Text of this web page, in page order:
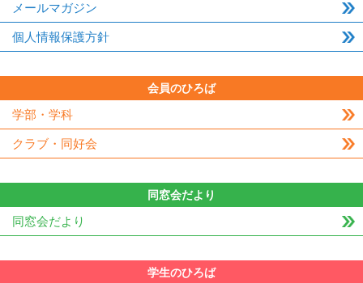
メールマガジン
個人情報保護方針
会員のひろば
学部・学科
クラブ・同好会
同窓会だより
同窓会だより
学生のひろば